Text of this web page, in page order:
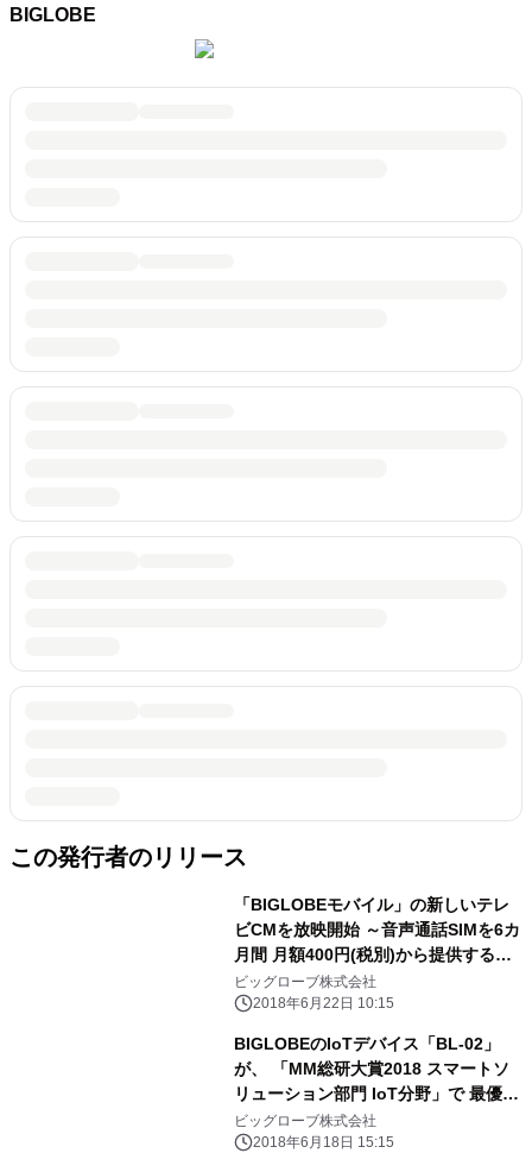
BIGLOBE
この発行者のリリース
「BIGLOBEモバイル」の新しいテレ
ビCMを放映開始 ～音声通話SIMを6カ
月間 月額400円(税別)から提供する特
典を実施～
ビッグローブ株式会社
2018年6月22日 10:15
BIGLOBEのIoTデバイス「BL-02」
が、 「MM総研大賞2018 スマートソ
リューション部門 IoT分野」で 最優秀
賞を受賞
ビッグローブ株式会社
2018年6月18日 15:15